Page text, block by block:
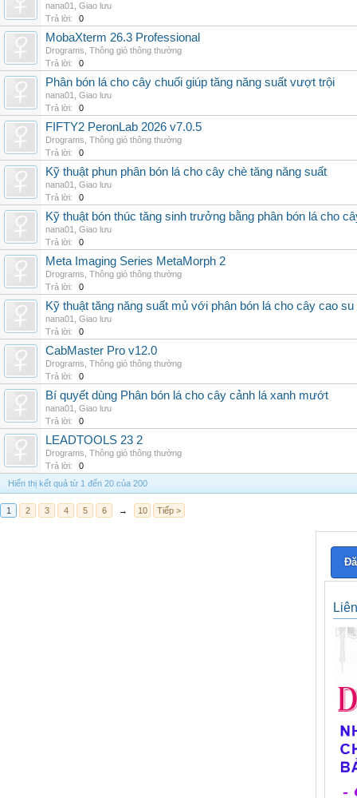
nana01
Giao lưu
Trả lời:
0
MobaXterm 26.3 Professional
Drograms Thông gió thông thường
Trả lời:
0
Phân bón lá cho cây chuối giúp tăng năng suất vượt trội
nana01
Giao lưu
Trả lời:
0
FIFTY2 PeronLab 2026 v7.0.5
Drograms Thông gió thông thường
Trả lời:
0
Kỹ thuật phun phân bón lá cho cây chè tăng năng suất
nana01
Giao lưu
Trả lời:
0
Kỹ thuật bón thúc tăng sinh trưởng bằng phân bón lá cho
nana01
Giao lưu
Trả lời:
0
Meta Imaging Series MetaMorph 2
Drograms Thông gió thông thường
Trả lời:
0
Kỹ thuật tăng năng suất mủ với phân bón lá cho cây cao su
nana01
Giao lưu
Trả lời:
0
CabMaster Pro v12.0
Drograms Thông gió thông thường
Trả lời:
0
Bí quyết dùng Phân bón lá cho cây cảnh lá xanh mướt
nana01
Giao lưu
Trả lời:
0
LEADTOOLS 23 2
Drograms Thông gió thông thường
Trả lời:
0
Hiển thị kết quả từ 1 đến 20 của 200
1 2 3 4 5 6 → 10 Tiếp >